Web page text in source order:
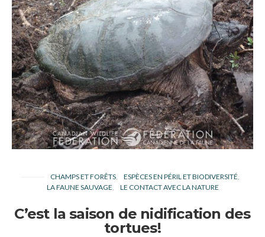
CHAMPS ET FORÊTS
ESPÈCES EN PÉRIL ET BIODIVERSITÉ
LA FAUNE SAUVAGE
LE CONTACT AVEC LA NATURE
C’est la saison de nidification des
tortues!